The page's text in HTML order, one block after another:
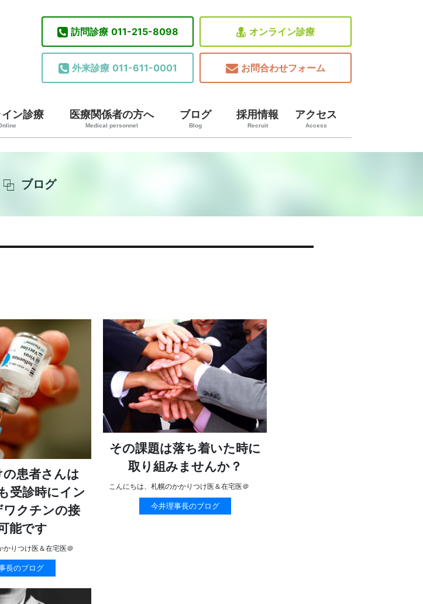
訪問診療 011-215-8098
外来診療 011-611-0001
オンライン診療
お問合わせフォーム
ン診療 医療関係者の方へ
Medical personnel
ブログ
Blog
採用情報
Recruit
アクセス
Access
ブログ
患者さんは
受診時にイン
クチンの接
能です
かりつけ医＆在宅医＠
長のブログ
その課題は落ち着いた時に
取り組みませんか？
こんにちは、札幌のかかりつけ医＆在宅医＠
今井理事長のブログ